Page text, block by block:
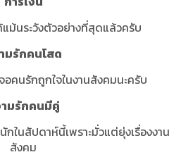
แม้นระวังตัวอย่างที่สุดแล้วครับ
มรักคนโสด
อคนรักถูกใจในงานสังคมนะครับ
มรักคนมีคู่
ในสัปดาห์นี้เพราะมั่วแต่ยุ่งเรื่องงาน
สังคม